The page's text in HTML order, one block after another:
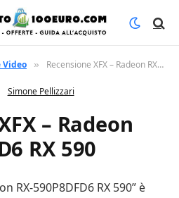
Video » Recensione XFX – Radeon RX-590P8DFD6 RX 590
Simone Pellizzari
– Radeon
RX 590
RX-590P8DFD6 RX 590” è